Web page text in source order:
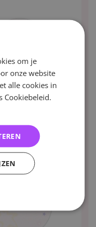
om je
onze website
alle cookies in
Cookiebeleid.